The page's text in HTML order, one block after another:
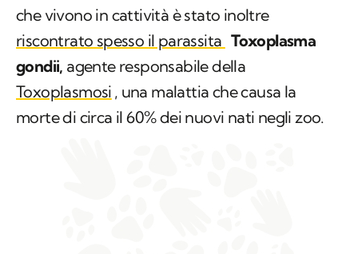
che vivono in cattività è stato inoltre
riscontrato spesso il parassita Toxoplasma
gondii, agente responsabile della
Toxoplasmosi , una malattia che causa la
morte di circa il 60% dei nuovi nati negli zoo.